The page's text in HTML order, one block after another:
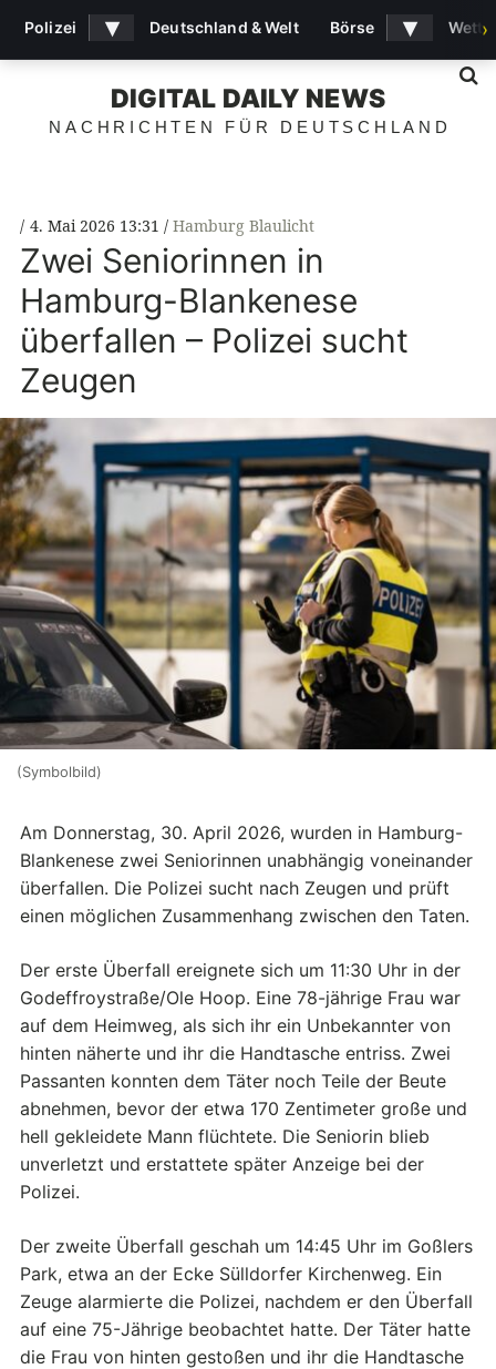
DIGITAL DAILY NEWS
NACHRICHTEN FÜR DEUTSCHLAND
4. Mai 2026 13:31 Hamburg Blaulicht
Zwei Seniorinnen in
Hamburg-Blankenese
überfallen – Polizei sucht
Zeugen
(Symbolbild)
Am Donnerstag, 30. April 2026, wurden in Hamburg-
Blankenese zwei Seniorinnen unabhängig voneinander
überfallen. Die Polizei sucht nach Zeugen und prüft
einen möglichen Zusammenhang zwischen den Taten.
Der erste Überfall ereignete sich um 11:30 Uhr in der
Godeffroystraße/Ole Hoop. Eine 78-jährige Frau war
auf dem Heimweg, als sich ihr ein Unbekannter von
hinten näherte und ihr die Handtasche entriss. Zwei
Passanten konnten dem Täter noch Teile der Beute
abnehmen, bevor der etwa 170 Zentimeter große und
hell gekleidete Mann flüchtete. Die Seniorin blieb
unverletzt und erstattete später Anzeige bei der
Polizei.
Der zweite Überfall geschah um 14:45 Uhr im Goßlers
Park, etwa an der Ecke Sülldorfer Kirchenweg. Ein
Zeuge alarmierte die Polizei, nachdem er den Überfall
auf eine 75-Jährige beobachtet hatte. Der Täter hatte
die Frau von hinten gestoßen und ihr die Handtasche
Polizei ▾ Deutschland & Welt Börse ▾ ›